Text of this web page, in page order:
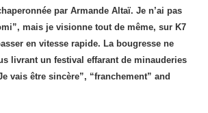
par Armande Altaï. Je n’ai pas
mais je visionne tout de même, sur K7
en vitesse rapide. La bougresse ne
livrant un festival effarant de minauderies
vais être sincère”, “franchement” and